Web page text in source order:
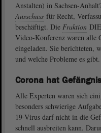
Anstalten) in Sachsen-
Ausschuss für Recht,
beschäftigt. Die Fraktion
Video-Konferenz waren alle
eingeladen. Sie berichteten,
und welche Probleme es gibt.
Corona hat
Alle Experten waren sich
besonders schwierige
19-Virus darf nicht in die
schnell ausbreiten kann.